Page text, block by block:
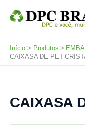
para
Início
Produtos
CAIXASA DE PET
CAIXASA